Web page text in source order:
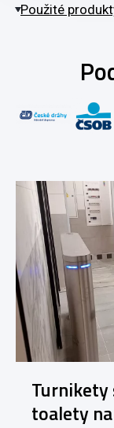
Použité
Turnikety
toalety